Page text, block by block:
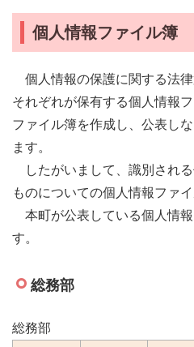
個人情報ファイル簿
個人情報の保護に関する法
それぞれが保有する個人情報
ファイル簿を作成し、公表し
ます。
したがいまして、 識別され
ものについての個人情報ファ
本町が公表している個人情
す。
総務部
総務部